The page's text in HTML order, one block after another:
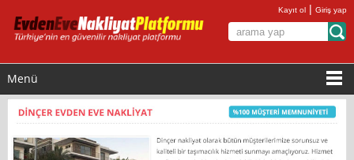
Kayıt ol |Giriş yap
Menü